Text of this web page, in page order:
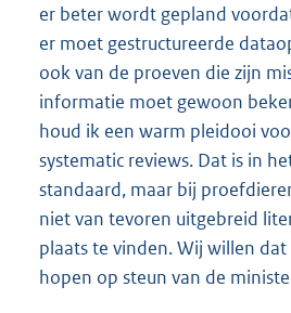
er beter wordt gepland
er moet gestructureerde
ook van de proeven die zijn
informatie moet gewoon
houd ik een warm pleidooi
systematic reviews. Dat is in
standaard, maar bij
niet van tevoren uitgebreid
plaats te vinden. Wij willen
hopen op steun van de